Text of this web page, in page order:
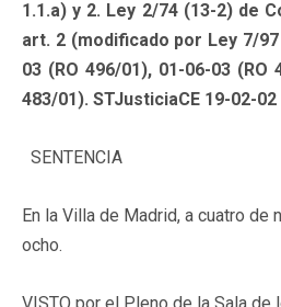
1.1.a) y 2. Ley 2/74 (13-2) de
art. 2 (modificado por Ley 7/
03 (RO 496/01), 01-06-03 (RO
483/01). STJusticiaCE 19-02-
SENTENCIA
En la Villa de Madrid, a cuatro de
ocho.